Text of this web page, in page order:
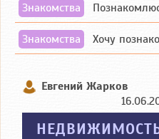
Знакомства Познакомлюсь с мужчиной
Знакомства Хочу познакомиться с
Евгений Жарков